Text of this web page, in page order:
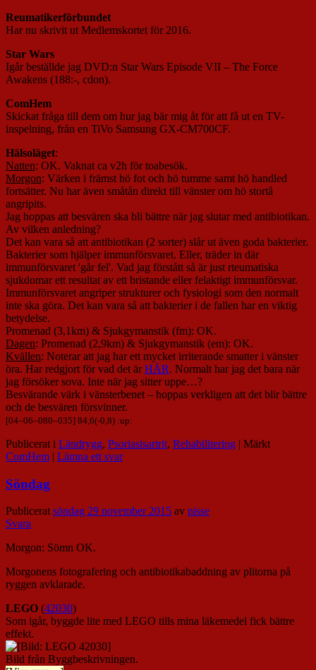
Reumatikerförbundet
Har nu skrivit ut Medlemskortet för 2016.
Star Wars
Igår beställde jag DVD:n Star Wars Episode VII – The Force
Awakens (188:-, cdon).
ComHem
Skickat fråga till dem om hur jag bär mig åt för att få ut en TV-
inspelning, från en TiVo Samsung GX-CM700CF.
Hälsoläget:
Natten: OK. Vaknat ca v2h för toabesök.
Morgon: Värken i främst hö fot och hö tumme samt hö handled
fortsätter. Nu har även småtån direkt till vänster om hö stortå
angripits.
Jag hoppas att besvären ska bli bättre när jag slutar med antibiotikan.
Av vilken anledning?
Det kan vara så att antibiotikan (2 sorter) slår ut även goda bakterier.
Bakterier som hjälper immunförsvaret. Eller, träder in där
immunförsvaret 'går fel'. Vad jag förstått så är just rteumatiska
sjukdomar ett resultat av ett bristande eller felaktigt immunförsvar.
Immunförsvaret angriper strukturer och fysiologi som den normalt
inte ska göra. Det kan vara så att bakterier i de fallen har en viktig
betydelse.
Promenad (3,1km) & Sjukgymanstik (fm): OK.
Dagen: Promenad (2,9km) & Sjukgymanstik (em): OK.
Kvällen: Noterar att jag har ett mycket irriterande smatter i vänster
öra. Har redgjort för vad det ärHÄR. Normalt har jag det bara när
jag försöker sova. Inte när jag sitter uppe…?
Besvärande värk i vänsterbenet – hoppas verkligen att det blir bättre
och de besvären försvinner.
[04–06–080–035] 84,6(-0,8) :up:
Publicerat i Ländrygg, Psoriasisartrit, Rehabilitering | Märkt
ComHem | Lämna ett svar
Söndag
Publicerat söndag 29 november 2015 av nisse
Svara
Morgon: Sömn OK.
Morgonens fotografering och antibiotikabaddning av plitorna på
ryggen avklarade.
LEGO (42030)
Som igår, byggde lite med LEGO tills mina läkemedel fick bättre
effekt.
Bild från Byggbeskrivningen.